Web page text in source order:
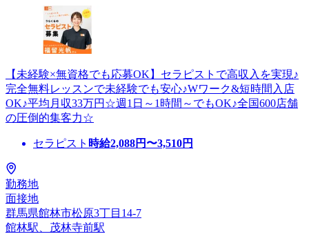
【未経験×無資格でも応募OK】セラピストで高収入を実現♪
完全無料レッスンで未経験でも安心♪Wワーク&短時間入店
OK♪平均月収33万円☆週1日～1時間～でもOK♪全国600店舗
の圧倒的集客力☆
セラピスト 時給2,088円〜3,510円
勤務地
面接地
群馬県館林市松原3丁目14-7
館林駅、茂林寺前駅